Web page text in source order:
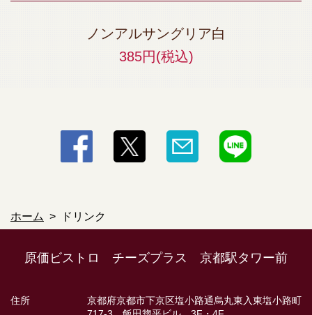
ノンアルサングリア白
385円(税込)
ホーム ドリンク
原価ビストロ チーズプラス 京都駅タワー前
住所
京都府京都市下京区塩小路通烏丸東入東塩小路町